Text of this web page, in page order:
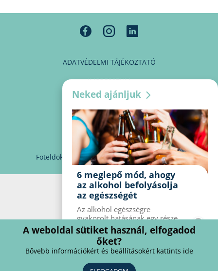
ADATVÉDELMI TÁJÉKOZTATÓ
IMPRESSZUM
MÉDIAAJÁNLAT
PARTNEREINK
KAPCSOLAT
Foteldoki info@foteldoki.hu Süti beállítások
Neked ajánljuk
6 meglepő mód, ahogy
az alkohol befolyásolja
az egészségét
Az alkohol egészségre
gyakorolt ​​hatásának egy része
jól ismert, mások azonban
meglepők lehetnek. Van hat
kevésbé ismert hatás, amelyet
az alkohol gyakorol a
szervezetre.
A weboldal sütiket használ, elfogadod
őket?
Bővebb információkért és beállításokért kattints ide